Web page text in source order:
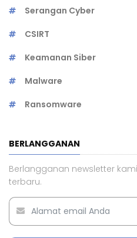
Serangan Cyber
CSIRT
Keamanan Siber
Malware
Ransomware
BERLANGGANAN
Berlangganan newsletter
terbaru.